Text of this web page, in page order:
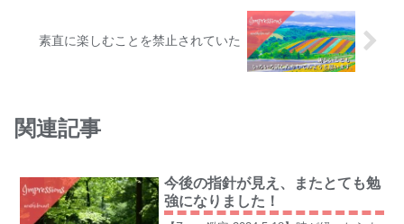
素直に楽しむことを禁止されていた
関連記事
今後の指針が見え、またとても勉
強になりました！